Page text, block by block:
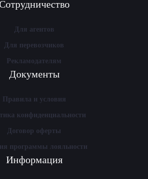
Для агентов
Для перевозчиков
Рекламодателям
Документы
Правила и условия
конфиденциальности
Договор оферты
программы лояльности
Информация